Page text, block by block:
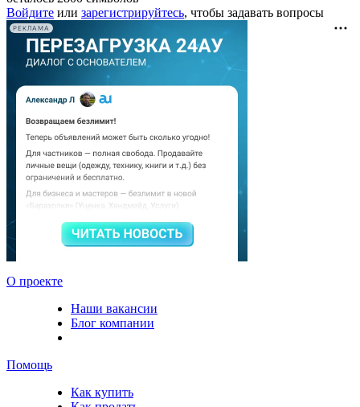
Войдите или зарегистрируйтесь, чтобы задавать вопросы
РЕКЛАМА
О проекте
Наши вакансии
Блог компании
Помощь
Как купить